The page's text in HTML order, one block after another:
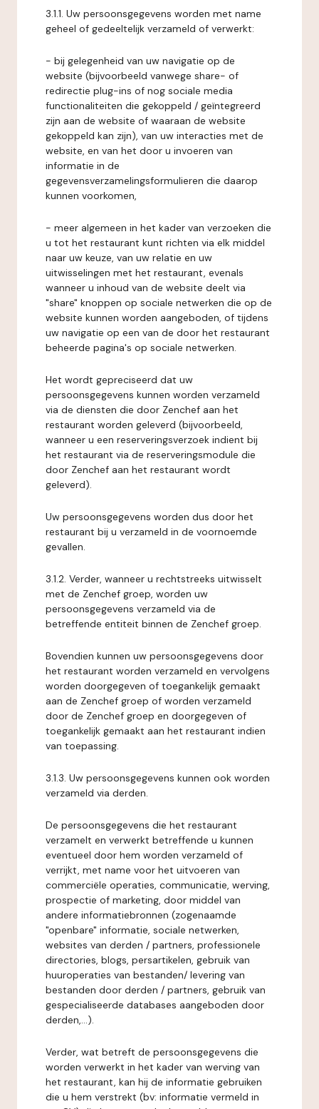
3.1.1. Uw persoonsgegevens worden met name
geheel of gedeeltelijk verzameld of verwerkt:
- bij gelegenheid van uw navigatie op de
website (bijvoorbeeld vanwege share- of
redirectie plug-ins of nog sociale media
functionaliteiten die gekoppeld / geïntegreerd
zijn aan de website of waaraan de website
gekoppeld kan zijn), van uw interacties met de
website, en van het door u invoeren van
informatie in de
gegevensverzamelingsformulieren die daarop
kunnen voorkomen,
- meer algemeen in het kader van verzoeken die
u tot het restaurant kunt richten via elk middel
naar uw keuze, van uw relatie en uw
uitwisselingen met het restaurant, evenals
wanneer u inhoud van de website deelt via
"share" knoppen op sociale netwerken die op de
website kunnen worden aangeboden, of tijdens
uw navigatie op een van de door het restaurant
beheerde pagina's op sociale netwerken.
Het wordt gepreciseerd dat uw
persoonsgegevens kunnen worden verzameld
via de diensten die door Zenchef aan het
restaurant worden geleverd (bijvoorbeeld,
wanneer u een reserveringsverzoek indient bij
het restaurant via de reserveringsmodule die
door Zenchef aan het restaurant wordt
geleverd).
Uw persoonsgegevens worden dus door het
restaurant bij u verzameld in de voornoemde
gevallen.
3.1.2. Verder, wanneer u rechtstreeks uitwisselt
met de Zenchef groep, worden uw
persoonsgegevens verzameld via de
betreffende entiteit binnen de Zenchef groep.
Bovendien kunnen uw persoonsgegevens door
het restaurant worden verzameld en vervolgens
worden doorgegeven of toegankelijk gemaakt
aan de Zenchef groep of worden verzameld
door de Zenchef groep en doorgegeven of
toegankelijk gemaakt aan het restaurant indien
van toepassing.
3.1.3. Uw persoonsgegevens kunnen ook worden
verzameld via derden.
De persoonsgegevens die het restaurant
verzamelt en verwerkt betreffende u kunnen
eventueel door hem worden verzameld of
verrijkt, met name voor het uitvoeren van
commerciële operaties, communicatie, werving,
prospectie of marketing, door middel van
andere informatiebronnen (zogenaamde
"openbare" informatie, sociale netwerken,
websites van derden / partners, professionele
directories, blogs, persartikelen, gebruik van
huuroperaties van bestanden/ levering van
bestanden door derden / partners, gebruik van
gespecialiseerde databases aangeboden door
derden,...).
Verder, wat betreft de persoonsgegevens die
worden verwerkt in het kader van werving van
het restaurant, kan hij de informatie gebruiken
die u hem verstrekt (bv: informatie vermeld in